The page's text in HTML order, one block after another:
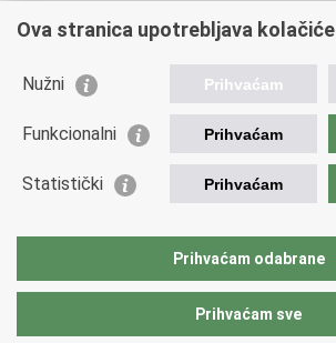
Savjetovanje
Zapošljavanje
Odnosi s javnošću
Važne poveznice
Ministarstvo unutarnjih poslova
Ova stranica upotrebljava kolačiće
Nužni Prihvaćam
Funkcionalni Prihvaćam
Statistički Prihvaćam
Prihvaćam odabrane
Prihvaćam sve